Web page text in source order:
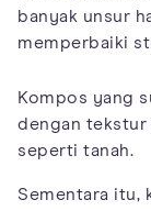
banyak unsur
memperbaiki
Kompos yang
dengan tekstur
seperti tanah.
Sementara itu,